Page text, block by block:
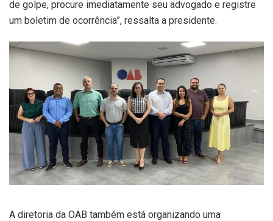
de golpe, procure imediatamente seu advogado e registre
um boletim de ocorrência”, ressalta a presidente.
A diretoria da OAB também está organizando uma